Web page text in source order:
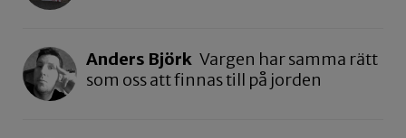
Anders Björk Vargen har samma rätt
som oss att finnas till på jorden